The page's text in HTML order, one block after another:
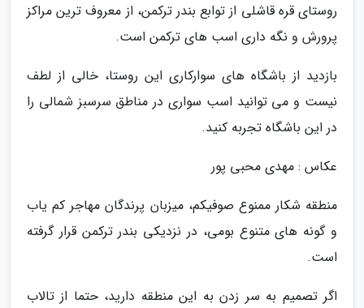
روستای قره قاشلی از توابع بندر ترکمن، از معروف ترین مراکز
پرورش و نگه داری اسب های ترکمن است.
بازدید از باشگاه های سوارکاری این روستا، خالی از لطف
نیست و می توانید اسب سواری در مناطق سرسبز شمالی را
در این باشگاه تجربه کنید.
عکاس : مهدی محبی پور
منطقه شکار ممنوع صوفیکم، میزبان پرندگان مهاجر کم یاب
و گونه های متنوع بومی، در نزدیکی بندر ترکمن قرار گرفته
است.
اگر تصمیم به سر زدن به این منطقه دارید، حتما از تالاب